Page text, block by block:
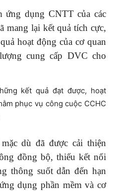
ứng dụng CNTT của các
mang lại kết quả tích cực,
hoạt động của cơ quan
cung cấp DVC cho
kết quả đạt được, hoạt
phục vụ công cuộc CCHC
dù đã được cải thiện
đồng bộ, thiếu kết nối
thông suốt dẫn đến hạn
dụng phần mềm và cơ